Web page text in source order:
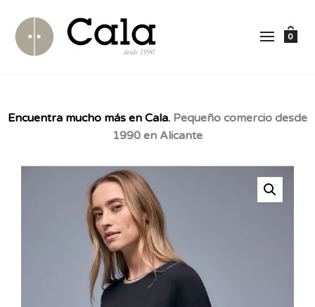
0
Encuentra mucho más en Cala. Pequeño comercio desde
1990 en Alicante